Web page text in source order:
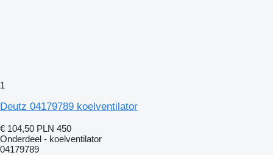
1
Deutz 04179789 koelventilator
€ 104,50 PLN 450
Onderdeel - koelventilator
04179789